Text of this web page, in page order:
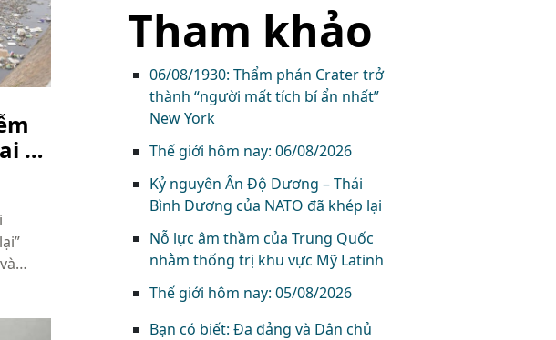
sẽ
lý ô
Tham khảo
06/08/1930: Thẩm phán Crater trở
thành “người mất tích bí ẩn nhất”
New York
Thế giới hôm nay: 06/08/2026
Kỷ nguyên Ấn Độ Dương – Thái
Bình Dương của NATO đã khép lại
Nỗ lực âm thầm của Trung Quốc
nhằm thống trị khu vực Mỹ Latinh
Thế giới hôm nay: 05/08/2026
Bạn có biết: Đa đảng và Dân chủ